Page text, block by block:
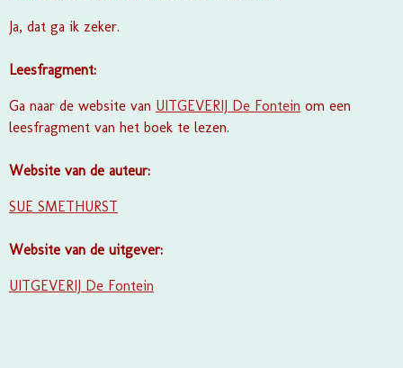
Ja, dat ga ik zeker.
Leesfragment:
Ga naar de website van UITGEVERIJ De Fontein om een
leesfragment van het boek te lezen.
Website van de auteur:
SUE SMETHURST
Website van de uitgever:
UITGEVERIJ De Fontein